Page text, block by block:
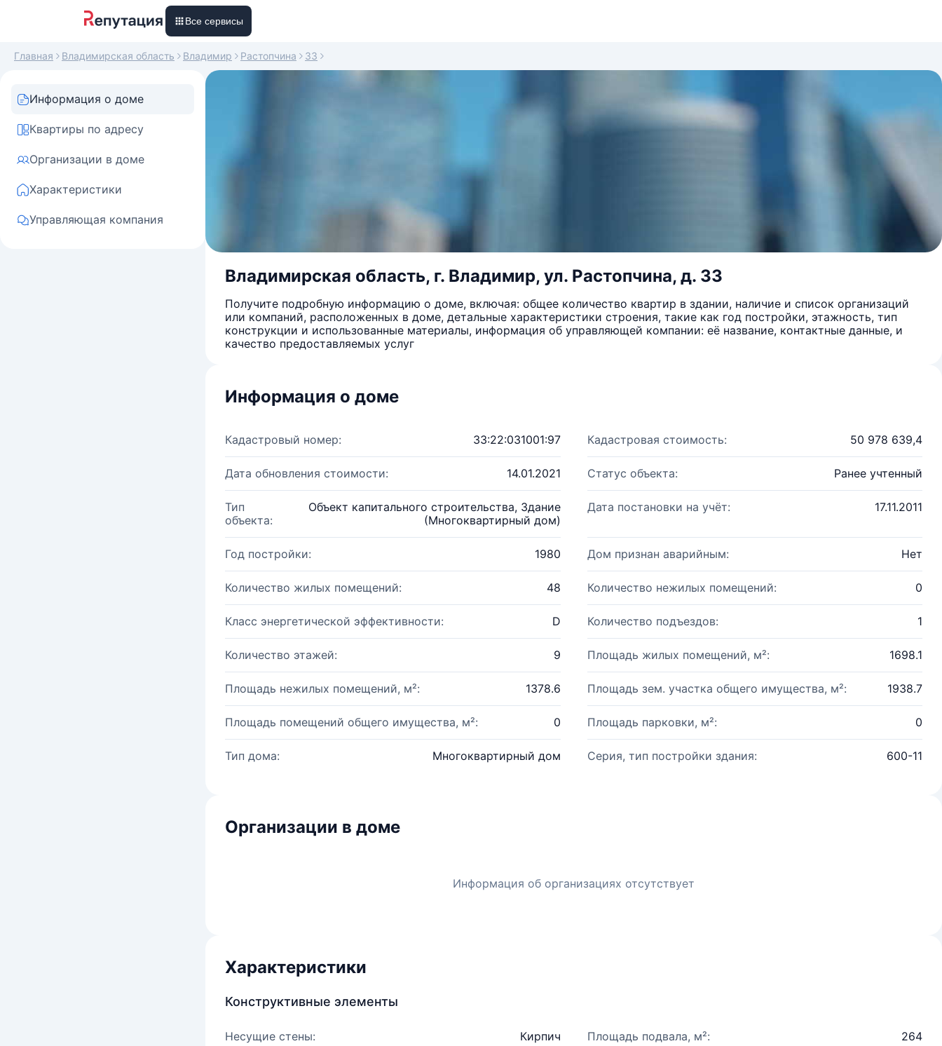
Все сервисы
Главная Владимирская область Владимир Растопчина 33
Информация о доме
Квартиры по адресу
Организации в доме
Характеристики
Управляющая компания
Владимирская область, г. Владимир, ул. Растопчина, д. 33
Получите подробную информацию о доме, включая: общее количество квартир в здании, наличие и список организаций
или компаний, расположенных в доме, детальные характеристики строения, такие как год постройки, этажность, тип
конструкции и использованные материалы, информация об управляющей компании: её название, контактные данные, и
качество предоставляемых услуг
Информация о доме
Кадастровый номер: 33:22:031001:97 Кадастровая стоимость: 50 978 639,4
Дата обновления стоимости: 14.01.2021 Статус объекта: Ранее учтенный
Тип
объекта:
Объект капитального строительства, Здание
(Многоквартирный дом)
Дата постановки на учёт: 17.11.2011
Год постройки: 1980 Дом признан аварийным: Нет
Количество жилых помещений: 48 Количество нежилых помещений: 0
Класс энергетической эффективности: D Количество подъездов: 1
Количество этажей: 9 Площадь жилых помещений, м²: 1698.1
Площадь нежилых помещений, м²: 1378.6 Площадь зем. участка общего имущества, м²: 1938.7
Площадь помещений общего имущества, м²: 0 Площадь парковки, м²: 0
Тип дома: Многоквартирный дом Серия, тип постройки здания: 600-11
Организации в доме
Информация об организациях отсутствует
Характеристики
Конструктивные элементы
Несущие стены: Кирпич Площадь подвала, м²: 264